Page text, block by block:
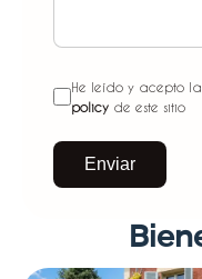
He leído y acepto
policy de este sitio
Enviar